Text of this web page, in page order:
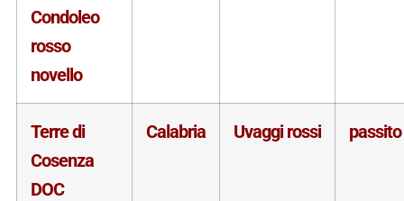
Condoleo
rosso
novello
Terre di
Cosenza
DOC
Calabria Uvaggi rossi passito